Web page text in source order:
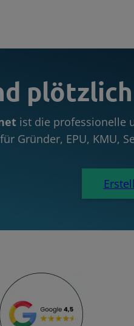
ist die professionelle
für Gründer, EPU, KMU,